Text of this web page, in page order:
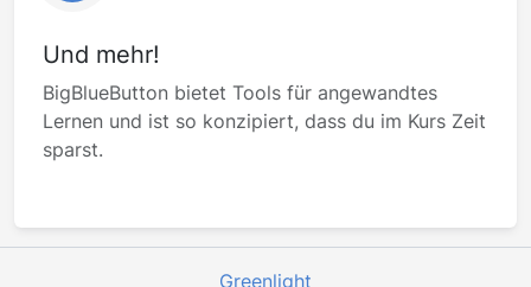
Und mehr!
BigBlueButton bietet Tools für angewandtes
Lernen und ist so konzipiert, dass du im Kurs Zeit
sparst.
Greenlight